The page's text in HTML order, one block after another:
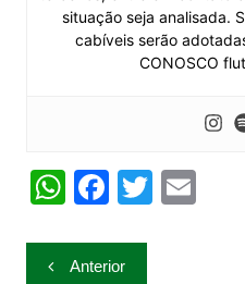
situação seja analisada.
cabíveis serão
CONOSCO
W
at
F
c
T E
Navegação
Anterior